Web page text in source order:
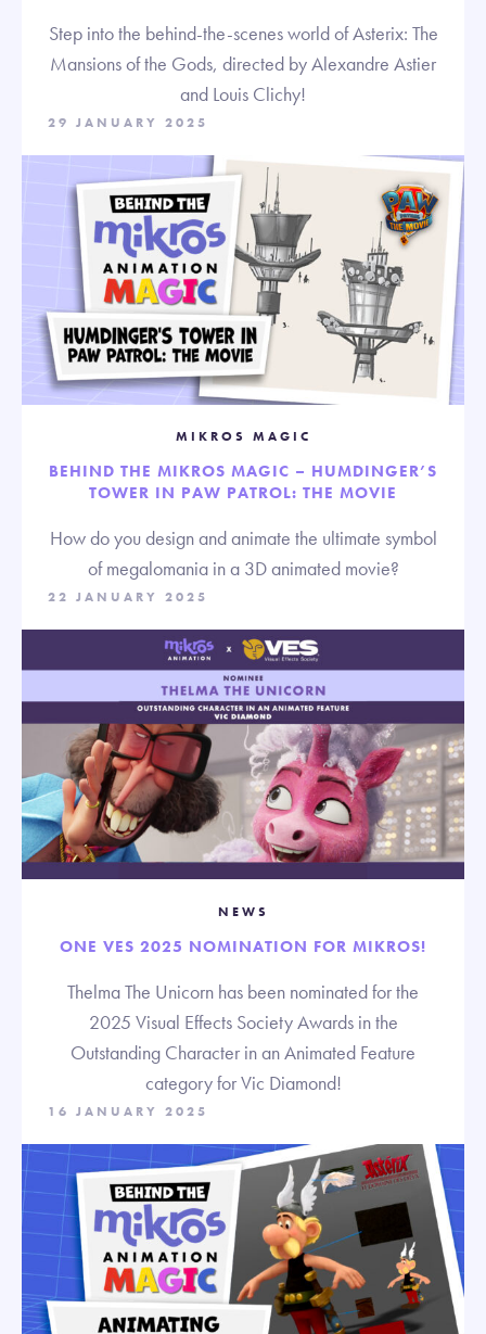
Step into the behind-the-scenes world of Asterix: The
Mansions of the Gods, directed by Alexandre Astier
and Louis Clichy!
29 JANUARY 2025
MIKROS MAGIC
BEHIND THE MIKROS MAGIC – HUMDINGER’S
TOWER IN PAW PATROL: THE MOVIE
How do you design and animate the ultimate symbol
of megalomania in a 3D animated movie?
22 JANUARY 2025
NEWS
ONE VES 2025 NOMINATION FOR MIKROS!
Thelma The Unicorn has been nominated for the
2025 Visual Effects Society Awards in the
Outstanding Character in an Animated Feature
category for Vic Diamond!
16 JANUARY 2025